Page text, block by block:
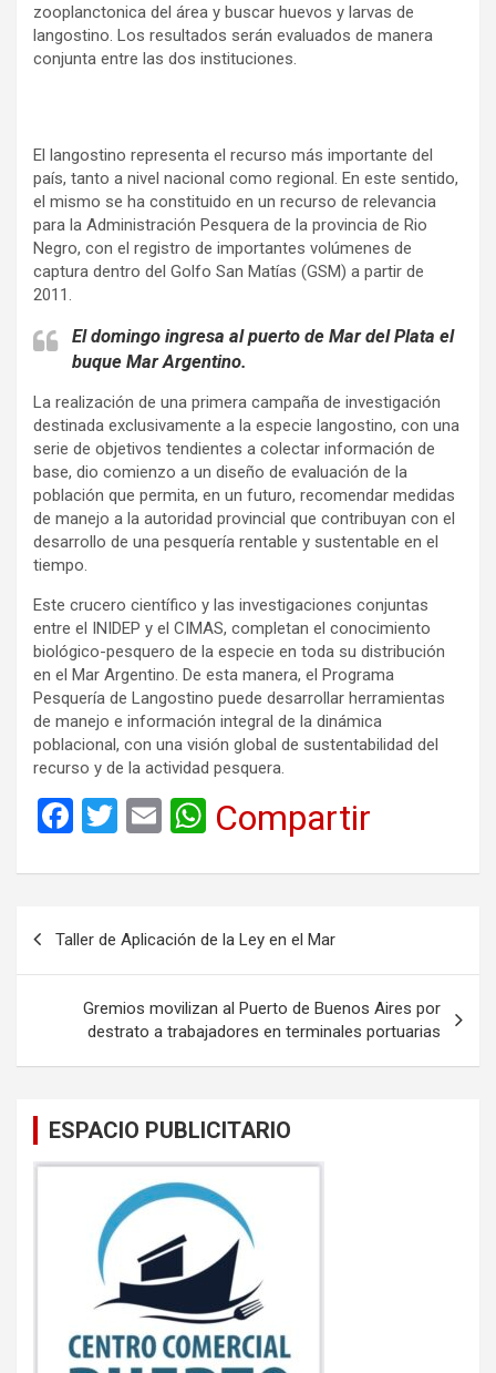
zooplanctonica del área y buscar huevos y larvas de
langostino. Los resultados serán evaluados de manera
conjunta entre las dos instituciones.
El langostino representa el recurso más importante del
país, tanto a nivel nacional como regional. En este sentido,
el mismo se ha constituido en un recurso de relevancia
para la Administración Pesquera de la provincia de Rio
Negro, con el registro de importantes volúmenes de
captura dentro del Golfo San Matías (GSM) a partir de
2011.
El domingo ingresa al puerto de Mar del Plata el
buque Mar Argentino.
La realización de una primera campaña de investigación
destinada exclusivamente a la especie langostino, con una
serie de objetivos tendientes a colectar información de
base, dio comienzo a un diseño de evaluación de la
población que permita, en un futuro, recomendar medidas
de manejo a la autoridad provincial que contribuyan con el
desarrollo de una pesquería rentable y sustentable en el
tiempo.
Este crucero científico y las investigaciones conjuntas
entre el INIDEP y el CIMAS, completan el conocimiento
biológico-pesquero de la especie en toda su distribución
en el Mar Argentino. De esta manera, el Programa
Pesquería de Langostino puede desarrollar herramientas
de manejo e información integral de la dinámica
poblacional, con una visión global de sustentabilidad del
recurso y de la actividad pesquera.
F
ce
b
o
o
k
T
tt
er
E
ail
W
at
s
A
p
Compartir
Taller de Aplicación de la Ley en el Mar
Gremios movilizan al Puerto de Buenos Aires por
destrato a trabajadores en terminales portuarias
ESPACIO PUBLICITARIO